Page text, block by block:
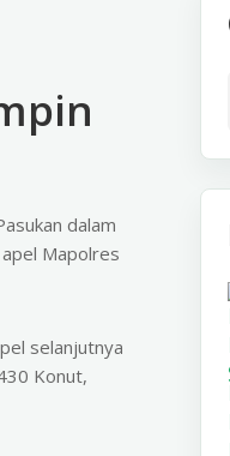
dalam
Mapolres
selanjutnya
Konut,